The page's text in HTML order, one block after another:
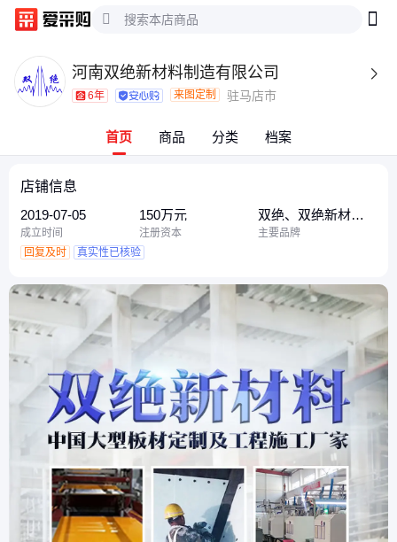
河南双绝新材料制造有限公司 
6年 来图定制 驻马店市
首页 商品 分类 档案
店铺信息
2019-07-05
成立时间
150万元
注册资本
双绝、双绝新材
料、鸿燃
主要品牌
回复及时
真实性已核验